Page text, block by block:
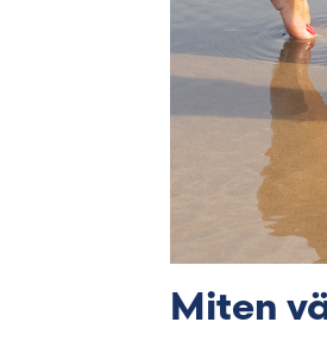
Miten